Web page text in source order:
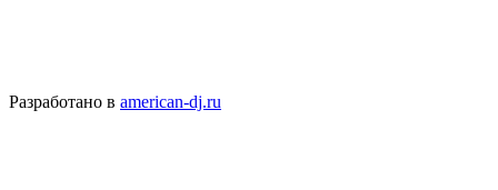
Разработано в american-dj.ru